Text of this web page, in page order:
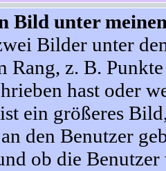
Bild unter
Bilder unter
Rang, z. B.
hast oder
ein größeres
den Benutzer
ob die